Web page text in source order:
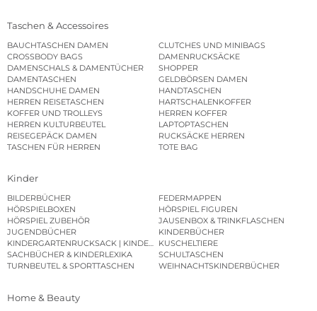
Taschen & Accessoires
BAUCHTASCHEN DAMEN
CLUTCHES UND MINIBAGS
CROSSBODY BAGS
DAMENRUCKSÄCKE
DAMENSCHALS & DAMENTÜCHER
SHOPPER
DAMENTASCHEN
GELDBÖRSEN DAMEN
HANDSCHUHE DAMEN
HANDTASCHEN
HERREN REISETASCHEN
HARTSCHALENKOFFER
KOFFER UND TROLLEYS
HERREN KOFFER
HERREN KULTURBEUTEL
LAPTOPTASCHEN
REISEGEPÄCK DAMEN
RUCKSÄCKE HERREN
TASCHEN FÜR HERREN
TOTE BAG
Kinder
BILDERBÜCHER
FEDERMAPPEN
HÖRSPIELBOXEN
HÖRSPIEL FIGUREN
HÖRSPIEL ZUBEHÖR
JAUSENBOX & TRINKFLASCHEN
JUGENDBÜCHER
KINDERBÜCHER
KINDERGARTENRUCKSACK | KINDERGARTENBEUTEL
KUSCHELTIERE
SACHBÜCHER & KINDERLEXIKA
SCHULTASCHEN
TURNBEUTEL & SPORTTASCHEN
WEIHNACHTSKINDERBÜCHER
Home & Beauty